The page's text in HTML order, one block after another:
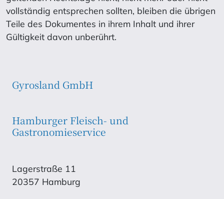
vollständig entsprechen sollten, bleiben die übrigen
Teile des Dokumentes in ihrem Inhalt und ihrer
Gültigkeit davon unberührt.
Gyrosland GmbH
Hamburger Fleisch- und
Gastronomieservice
Lagerstraße 11
20357 Hamburg